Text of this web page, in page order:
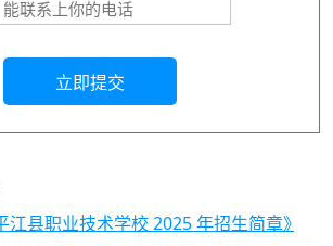
立即提交
江县职业技术学校 2025 年招生简章》